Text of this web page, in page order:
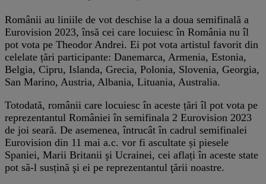
Românii au liniile de vot deschise la a doua semifinală a
Eurovision 2023, însă cei care locuiesc în România nu îl
pot vota pe Theodor Andrei. Ei pot vota artistul favorit din
celelate țări participante: Danemarca, Armenia, Estonia,
Belgia, Cipru, Islanda, Grecia, Polonia, Slovenia, Georgia,
San Marino, Austria, Albania, Lituania, Australia.
Totodată, românii care locuiesc în aceste țări îl pot vota pe
reprezentantul României în semifinala 2 Eurovision 2023
de joi seară. De asemenea, întrucât în cadrul semifinalei
Eurovision din 11 mai a.c. vor fi ascultate și piesele
Spaniei, Marii Britanii şi Ucrainei, cei aflați în aceste state
pot să-l susțină şi ei pe reprezentantul ţării noastre.